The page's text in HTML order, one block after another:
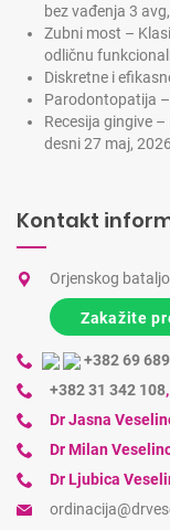
bez vađenja 3
Zubni most –
odličnu
Diskretne i
Parodontopatija
Recesija gingive
desni27 maj, 2026
Kontakt
Orjenskog
Zakažite
+382 69
+382 31 342 108,
Dr Jasna
Dr Milan
Dr Ljubica